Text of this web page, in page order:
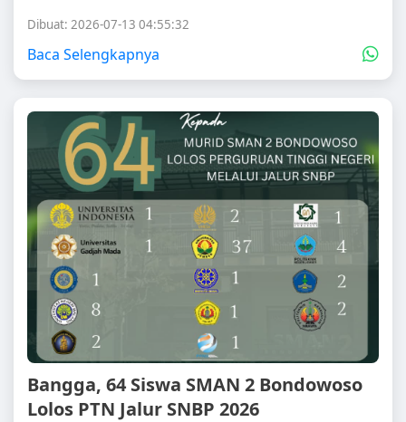
Dibuat: 2026-07-13 04:55:32
Baca Selengkapnya
Bangga, 64 Siswa SMAN 2 Bondowoso
Lolos PTN Jalur SNBP 2026